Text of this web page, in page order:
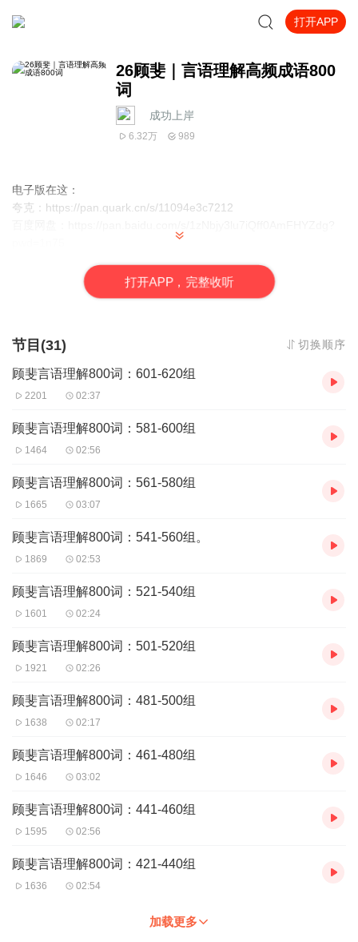
打开APP
26顾斐｜言语理解高频成语800
词
_成功上岸_
6.32万 989
电子版在这：
夸克：https://pan.quark.cn/s/11094e3c7212
打开APP，完整收听
节目(31) 切换顺序
顾斐言语理解800词：601-620组
2201 02:37
顾斐言语理解800词：581-600组
1464 02:56
顾斐言语理解800词：561-580组
1665 03:07
顾斐言语理解800词：541-560组。
1869 02:53
顾斐言语理解800词：521-540组
1601 02:24
顾斐言语理解800词：501-520组
1921 02:26
顾斐言语理解800词：481-500组
1638 02:17
顾斐言语理解800词：461-480组
1646 03:02
顾斐言语理解800词：441-460组
1595 02:56
顾斐言语理解800词：421-440组
1636 02:54
加载更多